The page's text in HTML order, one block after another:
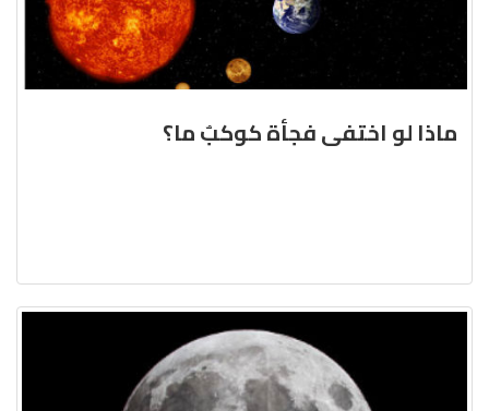
ماذا لو اختفى فجأة كوكبٌ ما؟